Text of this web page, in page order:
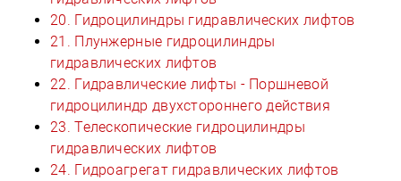
20. Гидроцилиндры гидравлических лифтов
21. Плунжерные гидроцилиндры
гидравлических лифтов
22. Гидравлические лифты - Поршневой
гидроцилиндр двухстороннего действия
23. Телескопические гидроцилиндры
гидравлических лифтов
24. Гидроагрегат гидравлических лифтов